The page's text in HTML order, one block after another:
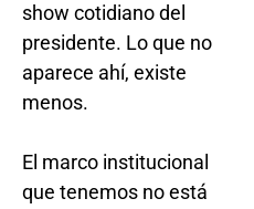
show cotidiano del
presidente. Lo que no
aparece ahí, existe
menos.
El marco institucional
que tenemos no está